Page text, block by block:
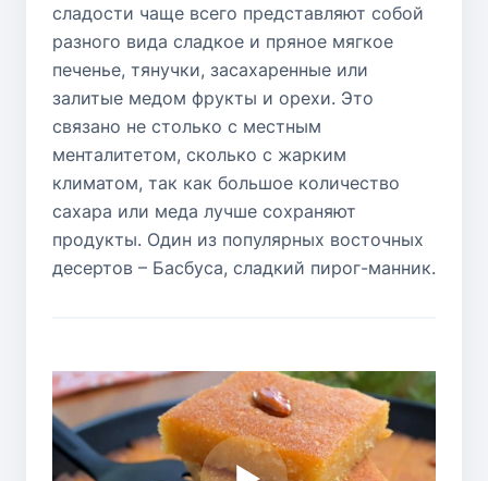
сладости чаще всего представляют собой
разного вида сладкое и пряное мягкое
печенье, тянучки, засахаренные или
залитые медом фрукты и орехи. Это
связано не столько с местным
менталитетом, сколько с жарким
климатом, так как большое количество
сахара или меда лучше сохраняют
продукты. Один из популярных восточных
десертов – Басбуса, сладкий пирог-манник.